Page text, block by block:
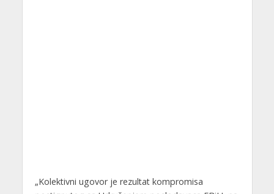
„Kolektivni ugovor je rezultat kompromisa